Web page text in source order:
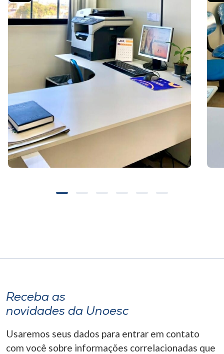
Receba as
novidades da Unoesc
Usaremos seus dados para entrar em contato
com você sobre informações correlacionadas que